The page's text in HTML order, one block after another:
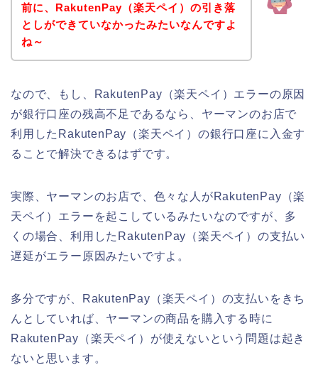
前に、RakutenPay（楽天ペイ）の引き落
としができていなかったみたいなんですよ
ね～
なので、もし、RakutenPay（楽天ペイ）エラーの原因
が銀行口座の残高不足であるなら、ヤーマンのお店で
利用したRakutenPay（楽天ペイ）の銀行口座に入金す
ることで解決できるはずです。
実際、ヤーマンのお店で、色々な人がRakutenPay（楽
天ペイ）エラーを起こしているみたいなのですが、多
くの場合、利用したRakutenPay（楽天ペイ）の支払い
遅延がエラー原因みたいですよ。
多分ですが、RakutenPay（楽天ペイ）の支払いをきち
んとしていれば、ヤーマンの商品を購入する時に
RakutenPay（楽天ペイ）が使えないという問題は起き
ないと思います。